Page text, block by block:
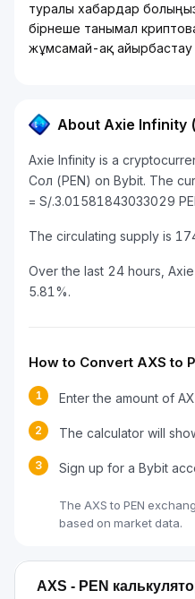
туралы хабардар
бірнеше танымал
жұмсамай-ақ айырбастау
About Axie Infinity
Axie Infinity is a
Сол (PEN) on Bybit. The
= S/.3.01581843033029
The circulating supply is
Over the last 24 hours,
5.81%.
How to Convert AXS to
1 Enter the amount of
2 The calculator will
3 Sign up for a Bybit
The AXS to PEN
based on market data.
AXS - PEN